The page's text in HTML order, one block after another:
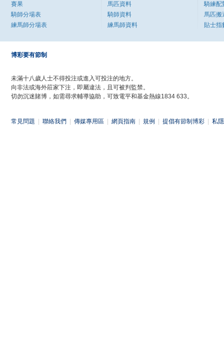
賽果
騎師分場表
練馬師分場表
馬匹資料
騎師資料
練馬師資料
騎練配
馬匹搬
貼士指
博彩要有節制
未滿十八歲人士不得投注或進入可投注的地方。
向非法或海外莊家下注，即屬違法，且可被判監禁。
切勿沉迷賭博，如需尋求輔導協助，可致電平和基金熱線1834 633。
常見問題 聯絡我們 傳媒專用區 網頁指南 規例 提倡有節制博彩 私